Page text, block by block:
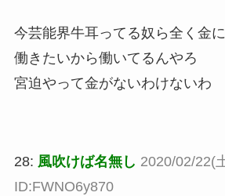
今芸能界牛耳ってる奴ら全く金
働きたいから働いてるんやろ
宮迫やって金がないわけないわ
28: 風吹けば名無し 2020/02/22(
ID:FWNO6y870